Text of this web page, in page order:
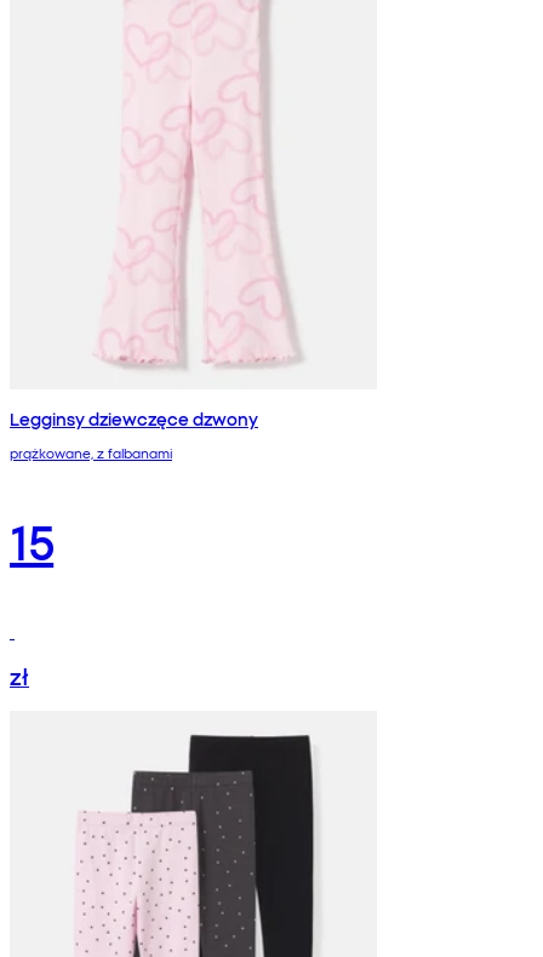
Legginsy dziewczęce dzwony
prążkowane, z falbanami
15
zł